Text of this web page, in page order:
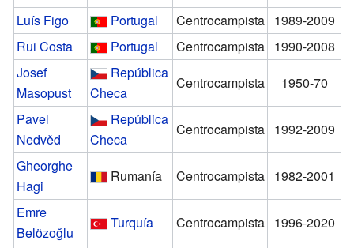
Luís Figo
Portugal Centrocampista 1989-2009
Rui Costa
Portugal Centrocampista 1990-2008
Josef
Masopust
República
Checa
Centrocampista
1950-70
Pavel
Nedvěd
República
Checa
Centrocampista 1992-2009
Gheorghe
Hagi
Rumanía Centrocampista 1982-2001
Emre
Belözoğlu
Turquía Centrocampista 1996-2020